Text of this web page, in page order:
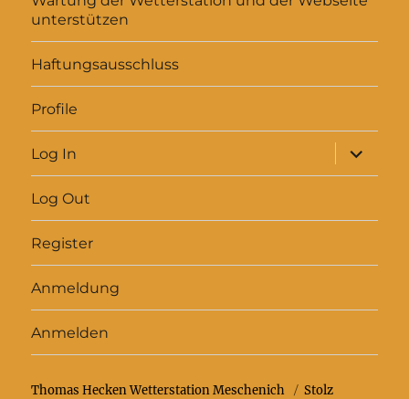
unterstützen
Haftungsausschluss
Profile
Log In
anzeigen
Log Out
Register
Anmeldung
Anmelden
Thomas Hecken Wetterstation Meschenich Stolz